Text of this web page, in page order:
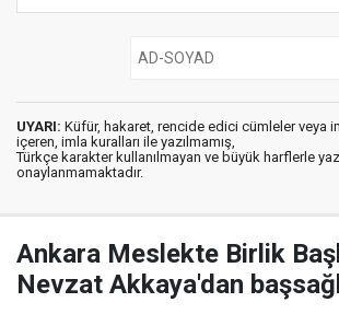
UYARI: Küfür, hakaret, rencide edici cümleler veya
içeren, imla kuralları ile yazılmamış,
Türkçe karakter kullanılmayan ve büyük harflerle
onaylanmamaktadır.
Ankara Meslekte Birlik
Nevzat Akkaya'dan